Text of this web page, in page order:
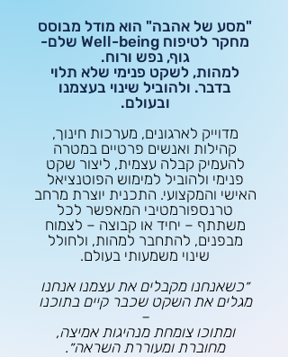
"מסע של אהבה" הוא מודל מבוסס
מחקר לטיפוח Well-being שלם-
גוף, נפש ורוח.
למהות, לשקט פנימי שלא תלוי
בדבר. ולהוביל שינוי בעצמנו
ובעולם.
מדוייק לארגונים, מערכות חינוך,
קהילות ואנשים פרטיים במטרה
להעמיק קבלה עצמית, ליצור שקט
פנימי ולהוביל למימוש הפוטנציאל
האישי והמקצועי. התכנית יוצרת מרחב
טרנספורמטיבי המאפשר לכל
משתתף – יחיד או קבוצה – לצמוח
מבפנים, להתחבר למהות, ולחולל
שינוי משמעותי בעולם.
״כשאנחנו מקבלים את עצמנו אנחנו
מגלים את השקט שכבר קיים בתוכנו
–
ומתוכו צומחת מנהיגות אמיצה,
מחוברת ומעוררת השראה״.